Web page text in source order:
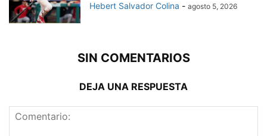
Hebert Salvador Colina - agosto 5, 2026
SIN COMENTARIOS
DEJA UNA RESPUESTA